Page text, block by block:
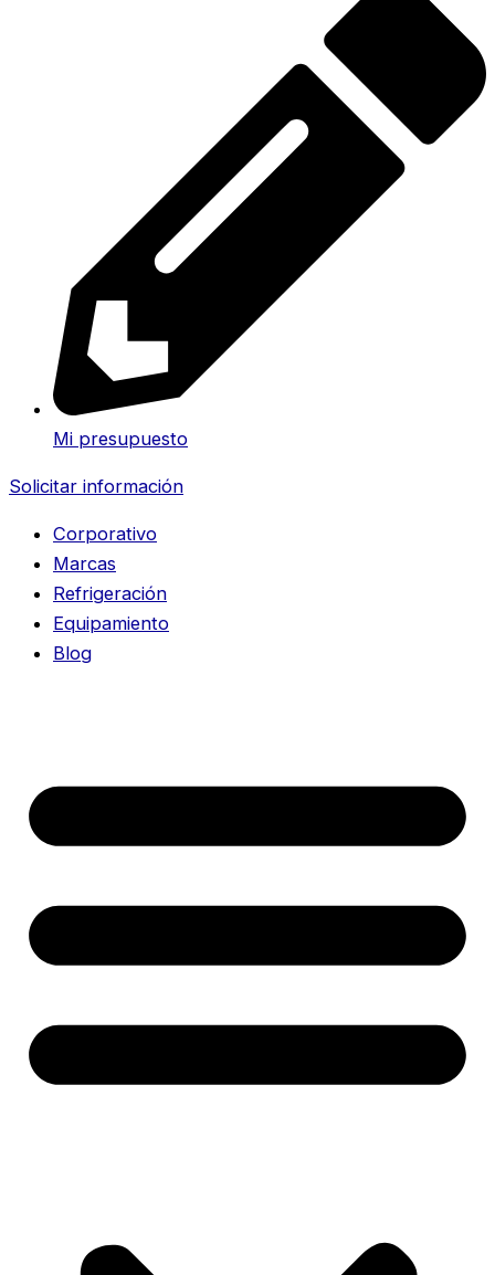
Mi presupuesto
Solicitar información
Corporativo
Marcas
Refrigeración
Equipamiento
Blog